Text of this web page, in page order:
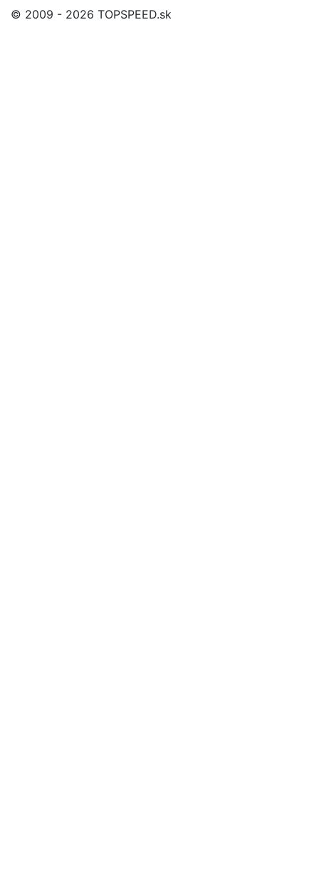
© 2009 - 2026 TOPSPEED.sk